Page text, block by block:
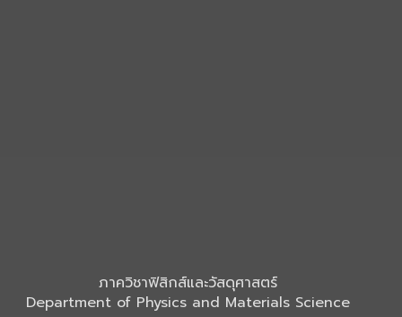
ภาควิชาฟิสิกส์และวัสดุศาสตร์
Department of Physics and Materials Science